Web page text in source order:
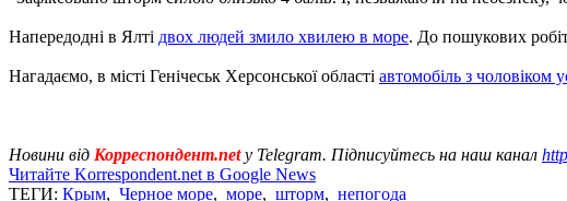
Напередодні в Ялті двох людей змило хвилею в море. До пошукових робіт
Нагадаємо, в місті Генічеськ Херсонської області автомобіль з чоловіком
Новини від Корреспондент.net у Telegram. Підписуйтесь на наш канал
Читайте Korrespondent.net в Google News
ТЕГИ: Крым, Черное море, море, шторм, непогода